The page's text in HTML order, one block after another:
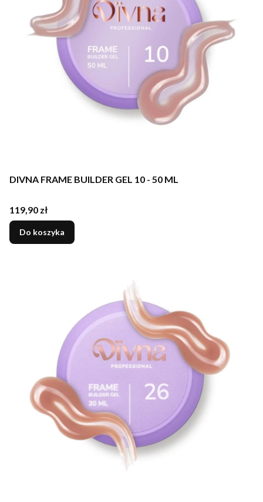
DIVNA FRAME BUILDER GEL 10 - 50 ML
Cena
119,90 zł
Do koszyka